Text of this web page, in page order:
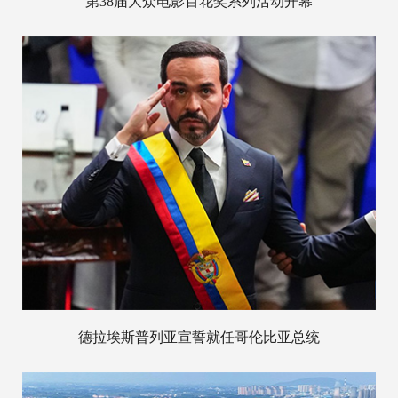
德拉埃斯普列亚宣誓就任哥伦比亚总统